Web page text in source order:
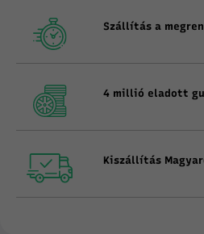
Szállítás a
4 millió eladott
Kiszállítás